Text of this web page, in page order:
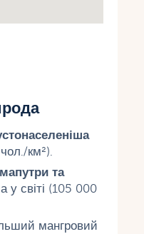
км²).
та
світі (105 000
мангровий